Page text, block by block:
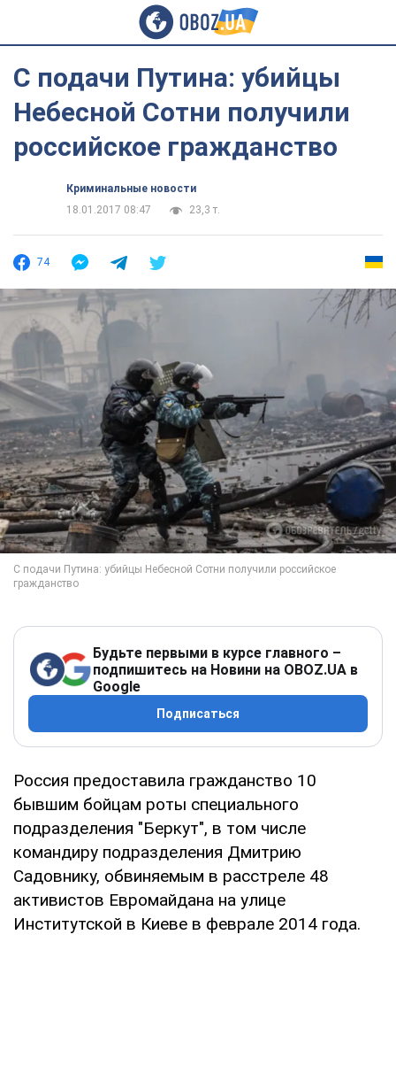
С подачи Путина: убийцы
Небесной Сотни получили
российское гражданство
Криминальные новости
18.01.2017 08:47
23,3 т.
74
Будьте первыми в курсе главного –
подпишитесь на Новини на OBOZ.UA в
Google
Подписаться
Россия предоставила гражданство 10
бывшим бойцам роты специального
подразделения "Беркут", в том числе
командиру подразделения Дмитрию
Садовнику, обвиняемым в расстреле 48
активистов Евромайдана на улице
Институтской в Киеве в феврале 2014 года.